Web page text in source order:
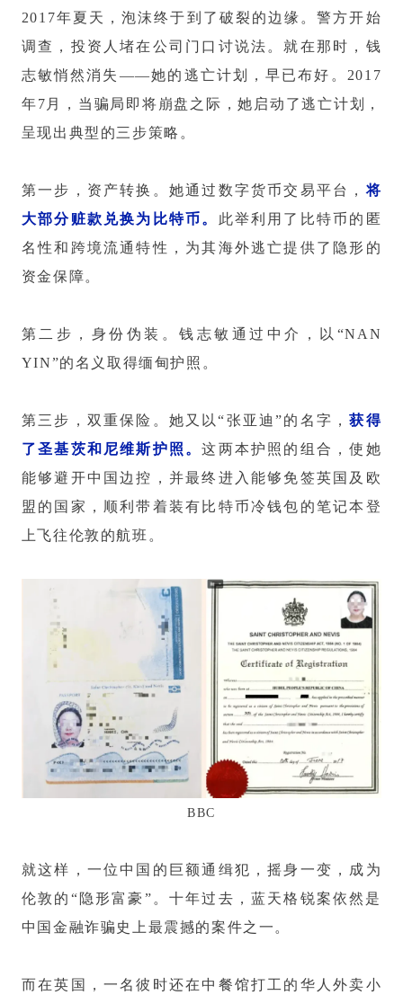
2017年夏天，泡沫终于到了破裂的边缘。警方开始
调查，投资人堵在公司门口讨说法。就在那时，钱
志敏悄然消失——她的逃亡计划，早已布好。2017
年7月，当骗局即将崩盘之际，她启动了逃亡计划，
呈现出典型的三步策略。
第一步，资产转换。她通过数字货币交易平台，将
大部分赃款兑换为比特币。 此举利用了比特币的匿
名性和跨境流通特性，为其海外逃亡提供了隐形的
资金保障。
第二步，身份伪装。钱志敏通过中介，以“NAN
YIN”的名义取得缅甸护照。
第三步，双重保险。她又以“张亚迪”的名字，获得
了圣基茨和尼维斯护照。这两本护照的组合，使她
能够避开中国边控，并最终进入能够免签英国及欧
盟的国家，顺利带着装有比特币冷钱包的笔记本登
上飞往伦敦的航班。
BBC
就这样，一位中国的巨额通缉犯，摇身一变，成为
伦敦的“隐形富豪”。十年过去，蓝天格锐案依然是
中国金融诈骗史上最震撼的案件之一。
而在英国，一名彼时还在中餐馆打工的华人外卖小